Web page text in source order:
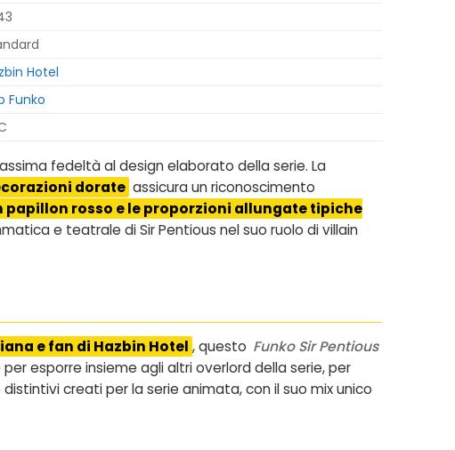
Hotel
Funko
fedeltà al design elaborato della serie. La
dorate assicura un riconoscimento
rosso e le proporzioni allungate tipiche
e teatrale di Sir Pentious nel suo ruolo di villain
e fan di Hazbin Hotel , questo Funko Sir Pentious
esporre insieme agli altri overlord della serie, per
creati per la serie animata, con il suo mix unico